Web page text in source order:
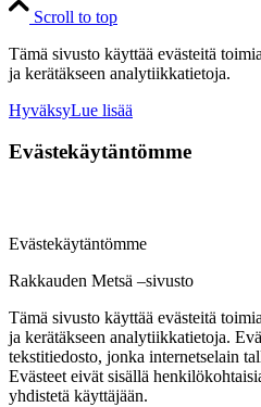
Scroll to top
Tämä sivusto käyttää evästeitä
ja kerätäkseen analytiikkatietoja.
HyväksyLue lisää
Evästekäytäntömme
Evästekäytäntömme
Rakkauden Metsä –sivusto
Tämä sivusto käyttää evästeitä
ja kerätäkseen analytiikkatietoja.
tekstitiedosto, jonka internetselain
Evästeet eivät sisällä
yhdistetä käyttäjään.